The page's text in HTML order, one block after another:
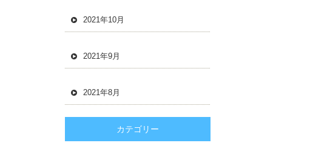
2021年10月
2021年9月
2021年8月
カテゴリー